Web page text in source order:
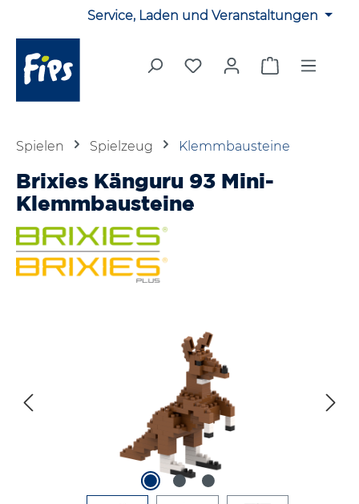
Zum Hauptinhalt springenService, Laden und Veranstaltungen
Du hast 0 Produkte auf
Warenkorb
Spielen Spielzeug Klemmbausteine
Brixies Känguru 93 Mini-
Klemmbausteine